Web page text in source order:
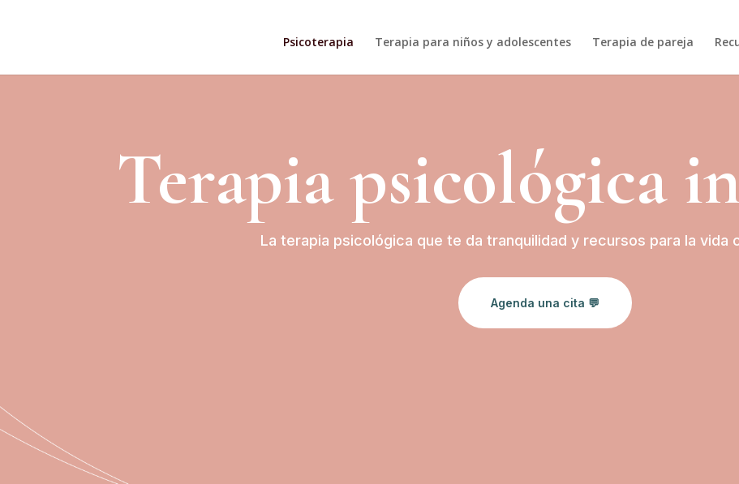
Psicoterapia Terapia para niños y adolescentes Terapia de pareja
Terapia psicológica
La terapia psicológica que te da tranquilidad y recursos para la vida
Agenda una cita 💬